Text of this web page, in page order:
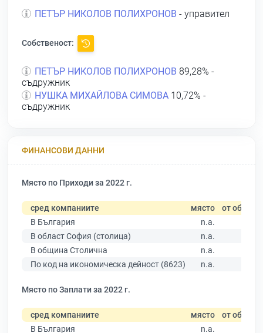
ПЕТЪР НИКОЛОВ ПОЛИХРОНОВ - управител
Собственост:
ПЕТЪР НИКОЛОВ ПОЛИХРОНОВ 89,28% -
съдружник
НУШКА МИХАЙЛОВА СИМОВА 10,72% -
съдружник
ФИНАНСОВИ ДАННИ
Място по Приходи за 2022 г.
сред компаниите място от общо
В България
n.a.
В област София (столица)
n.a.
В община Столична
n.a.
По код на икономическа дейност (8623)
n.a.
Място по Заплати за 2022 г.
сред компаниите място от общо
В България
n.a.